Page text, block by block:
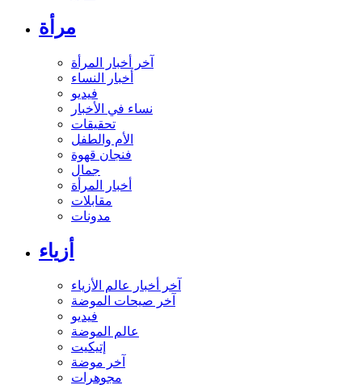
مرأة
آخر أخبار المرأة
أخبار النساء
فيديو
نساء في الأخبار
تحقيقات
الأم والطفل
فنجان قهوة
جمال
أخبار المرأة
مقابلات
مدونات
أزياء
آخر أخبار عالم الأزياء
آخر صيحات الموضة
فيديو
عالم الموضة
إتيكيت
آخر موضة
مجوهرات